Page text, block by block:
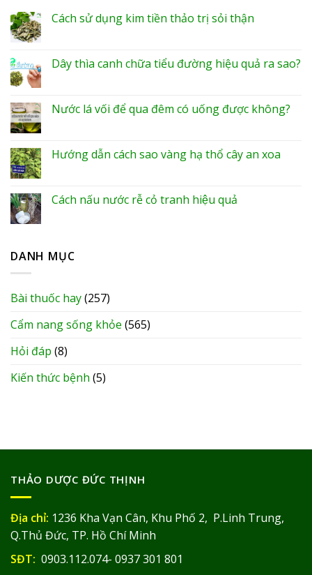
Cách sử dụng kim tiền thảo trị sỏi thận
Dây thìa canh chữa tiểu đường hiệu quả ra sao?
Nước lá vối để qua đêm có uống được không?
Hướng dẫn cách sao vàng hạ thổ cây an xoa
Cách nấu nước rễ cỏ tranh hiệu quả
DANH MỤC
Bài thuốc hay(257)
Cẩm nang sống khỏe (565)
Hỏi đáp (8)
Kiến thức bệnh (5)
THẢO DƯỢC ĐỨC THỊNH
Địa chỉ: 1236 Kha Vạn Cân, Khu Phố 2, P.Linh Trung,
Q.Thủ Đức, TP. Hồ Chí Minh
SĐT: 0903.112.074- 0937 301 801